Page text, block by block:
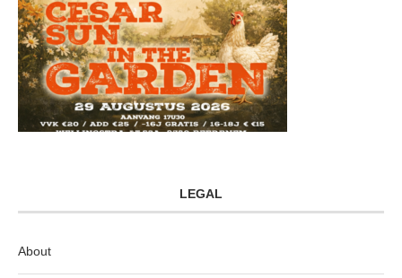
LEGAL
About